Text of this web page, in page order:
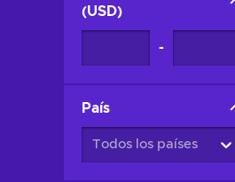
(USD)
-
País
Todos los países